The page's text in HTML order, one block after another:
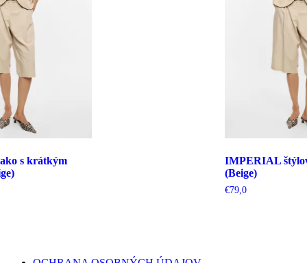
s krátkým
IMPERIAL
(Beige)
€79,0